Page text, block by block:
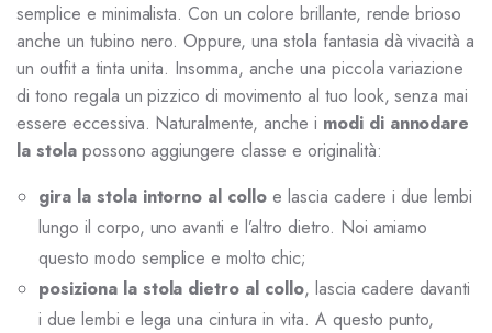
semplice e minimalista. Con un colore brillante, rende brioso
anche un tubino nero. Oppure, una stola fantasia dà vivacità a
un outfit a tinta unita. Insomma, anche una piccola variazione
di tono regala un pizzico di movimento al tuo look, senza mai
essere eccessiva. Naturalmente, anche i modi di annodare
la stolapossono aggiungere classe e originalità:
gira la stola intorno al collo e lascia cadere i due lembi
lungo il corpo, uno avanti e l’altro dietro. Noi amiamo
questo modo semplice e molto chic;
posiziona la stola dietro al collo, lascia cadere davanti
i due lembi e lega una cintura in vita. A questo punto,